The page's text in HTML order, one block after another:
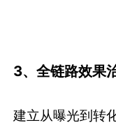
3、全链路效果
建立从曝光到转